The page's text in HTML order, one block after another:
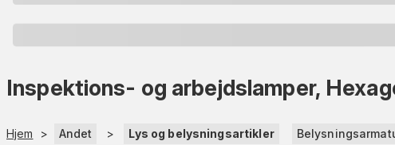
Inspektions- og arbejdslamper,
Hjem > Andet > Lys og belysningsartikler